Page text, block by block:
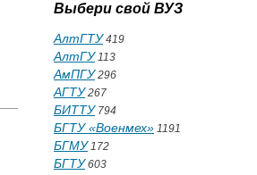
Выбери свой ВУЗ
АлтГТУ419
АлтГУ113
АмПГУ296
АГТУ267
БИТТУ794
БГТУ «Военмех» 1191
БГМУ172
БГТУ603